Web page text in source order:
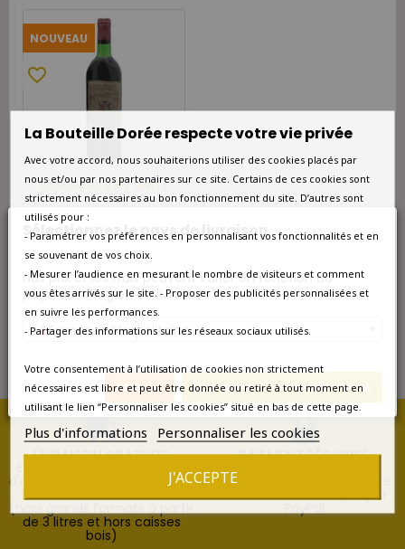
Sélectionnez le pays de livraison
Nos prix et les frais peuvent varier en fonction du
pays/de la région de livraison.
France métropolitaine
Annuler Enregistrer les modifications
NOUVEAU
DISPONIBLE À L'UNITÉ
favorite_border
Château Tertre-Daugay
Margaux 5ème Grand Cru
Classé Rouge 1974
90,00 €
LIVRAISON GRATUITE
d'achats en point relais et de
150 € d'achats à domicile
de 3 litres et hors caisses
bois)
PAIEMENT SÉCURISÉ
sécurisé par carte bancaire
Visa et Mastercard, ou par
La Bouteille Dorée respecte votre vie privée
Avec votre accord, nous souhaiterions utiliser des cookies placés par
nous et/ou par nos partenaires sur ce site. Certains de ces cookies sont
strictement nécessaires au bon fonctionnement du site. D’autres sont
utilisés pour :
- Paramétrer vos préférences en personnalisant vos fonctionnalités et en
se souvenant de vos choix.
- Mesurer l’audience en mesurant le nombre de visiteurs et comment
vous êtes arrivés sur le site. - Proposer des publicités personnalisées et
en suivre les performances.
- Partager des informations sur les réseaux sociaux utilisés.
Votre consentement à l’utilisation de cookies non strictement
nécessaires est libre et peut être donnée ou retiré à tout moment en
utilisant le lien “Personnaliser les cookies” situé en bas de cette page.
Plus d'informations Personnaliser les cookies
J'ACCEPTE